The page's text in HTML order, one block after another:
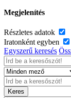
Megjelenítés
Részletes adatok
Iratonként egyben
Egyszerű keresés
Keres